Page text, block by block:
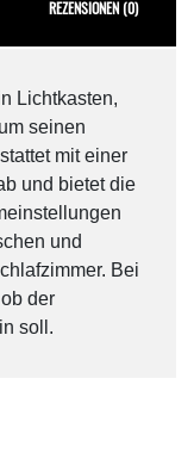
REZENSIONEN (0)
Lichtkasten,
seinen
mit einer
und bietet die
und
Bei
der
soll.